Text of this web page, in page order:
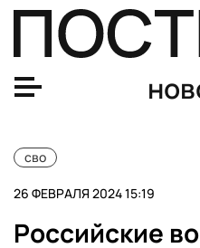
сво
26 ФЕВРАЛЯ 2024 15:19
Российские
Глава ДНР Денис Пушилин